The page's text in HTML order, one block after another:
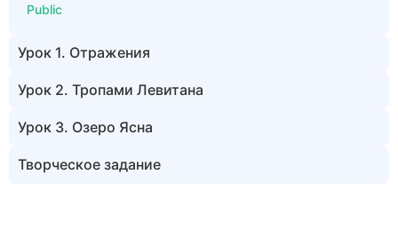
Public
Урок 1. Отражения
Урок 2. Тропами Левитана
Урок 3. Озеро Ясна
Творческое задание